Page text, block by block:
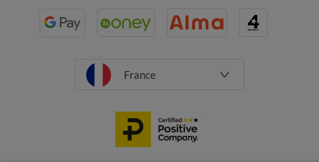
France